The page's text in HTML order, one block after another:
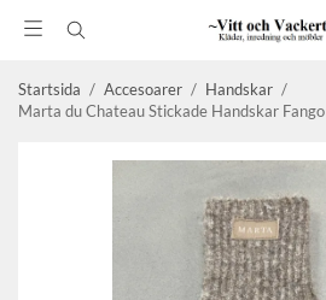
Startsida / Accesoarer / Handskar /
Marta du Chateau Stickade Handskar Fango